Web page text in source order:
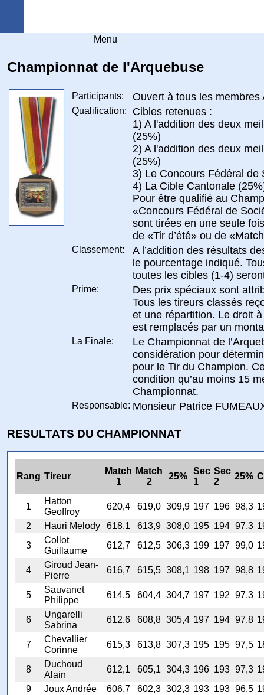
Menu
Championnat de l'Arquebuse
Participants: Ouvert à tous les membres
Qualification:
Cibles retenues :
1) A l'addition des deux
(25%)
2) A l'addition des deux
(25%)
3) Le Concours Fédéral de
4) La Cible Cantonale
Pour être qualifié au
«Concours Fédéral de
sont tirées en une seule
de «Tir d’été» ou de
Classement:
A l’addition des résultats
le pourcentage indiqué.
toutes les cibles (1-4)
Prime:
Des prix spéciaux sont
Tous les tireurs classés
et une répartition. Le droit
est remplacés par un
La Finale:
Le Championnat de
considération pour
pour le Tir du Champion.
condition qu’au moins 15
Championnat.
Responsable: Monsieur Patrice
RESULTATS DU CHAMPIONNAT
Rang Tireur
Match
1
Match
2
25%
Sec
1
Sec
2
25%
1
Hatton
Geoffroy
620,4 619,0 309,9 197 196 98,3
2
Hauri Melody 618,1 613,9 308,0 195 194 97,3
3
Collot
Guillaume
612,7 612,5 306,3 199 197 99,0
4
Giroud Jean-
Pierre
616,7 615,5 308,1 198 197 98,8
5
Sauvanet
Philippe
614,5 604,4 304,7 197 192 97,3
6
Ungarelli
Sabrina
612,6 608,8 305,4 197 194 97,8
7
Chevallier
Corinne
615,3 613,8 307,3 195 195 97,5
8
Duchoud
Alain
612,1 605,1 304,3 196 193 97,3
9
Joux Andrée 606,7 602,3 302,3 193 193 96,5